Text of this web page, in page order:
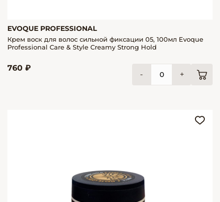
EVOQUE PROFESSIONAL
Крем воск для волос сильной фиксации 05, 100мл Evoque
Professional Care & Style Creamy Strong Hold
760 ₽
- +